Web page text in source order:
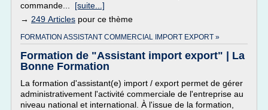
commande... [suite...]
→ 249 Articles pour ce thème
FORMATION ASSISTANT COMMERCIAL IMPORT EXPORT »
Formation de "Assistant import export" | La
Bonne Formation
La formation d'assistant(e) import / export permet de gérer
administrativement l'activité commerciale de l'entreprise au
niveau national et international. À l'issue de la formation,